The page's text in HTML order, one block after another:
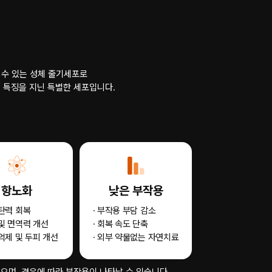
있는 성체 줄기세포로
징을 지닌 특별한 세포입니다.
항노화
력 회복
면역력 개선
제 및 두피 개선
낮은 부작용
· 부작용 부담 감소
· 회복 속도 단축
· 외부 약물없는 자연치료